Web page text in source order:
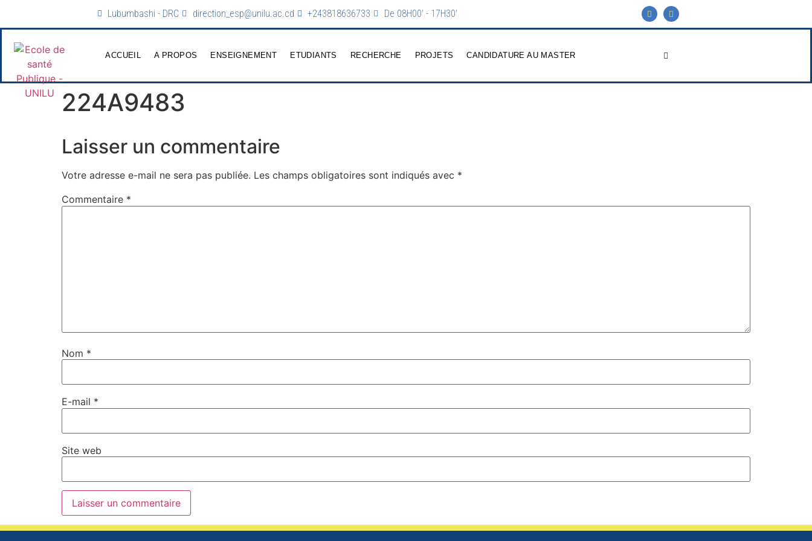
Lubumbashi - DRC direction_esp@unilu.ac.cd +243818636733 De 08H00' - 17H30'
ACCUEIL A PROPOS ENSEIGNEMENT ETUDIANTS RECHERCHE PROJETS CANDIDATURE AU MASTER
224A9483
Laisser un commentaire
Votre adresse e-mail ne sera pas publiée. Les champs obligatoires sont indiqués avec *
Commentaire *
Nom *
E-mail *
Site web